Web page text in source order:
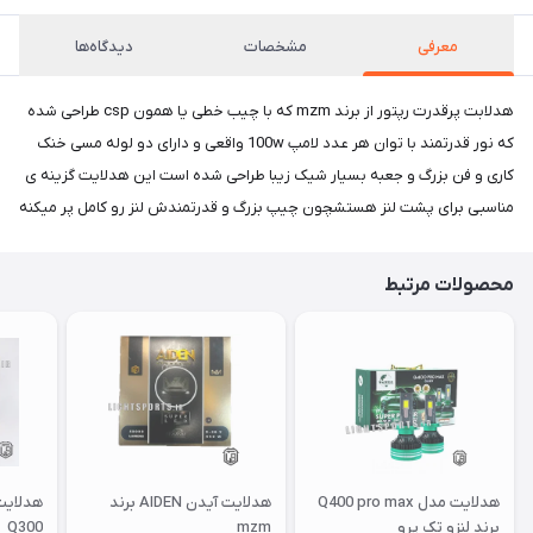
معرفی مشخصات دیدگاه‌ها
هدلابت پرقدرت رپتور از برند mzm که با چیب خطی یا همون csp طراحی شده
که نور قدرتمند با توان هر عدد لامپ 100w واقعی و دارای دو لوله مسی خنک
کاری و فن بزرگ و جعبه بسیار شیک زیبا طراحی شده است این هدلایت گزینه ی
مناسبی برای پشت لنز هستشچون چیپ بزرگ و قدرتمندش لنز رو کامل پر میکنه
محصولات مرتبط
هدلایت مدل Q400 pro max
برند لنزو تک پرو
هدلایت آیدن AIDEN برند
mzm
Q300